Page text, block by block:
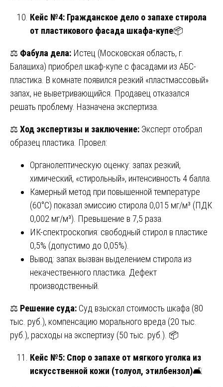
Кейс №4: Гражданское дело о запахе стирола
от пластикового фасада шкафа-купе📦
⚖️ Фабула дела: Истец (Московская область, г.
Балашиха) приобрел шкаф-купе с фасадами из АБС-
пластика. В комнате появился резкий «пластмассовый»
запах, не выветривающийся. Продавец отказался
решать проблему. Назначена экспертиза.
⚖️ Ход экспертизы и заключение: Эксперт отобрал
образец пластика. Провел:
Органолептическую оценку: запах резкий,
химический, «стирольный», интенсивность 4 балла.
Камерный метод при повышенной температуре
(60°C) показал эмиссию стирола 0,015 мг/м³ (ПДК
0,002 мг/м³). Превышение в 7,5 раза.
ИК-спектроскопия: свободный стирол в пластике
0,5% (допустимо до 0,05%).
Вывод: запах вызван выделением стирола из
некачественного пластика. Дефект
производственный.
⚖️ Решение суда: Суд взыскал стоимость шкафа (80
тыс. руб.), компенсацию морального вреда (20 тыс.
руб.), расходы на экспертизу (50 тыс. руб.). 📦
Кейс №5: Спор о запахе от мягкого уголка из
искусственной кожи (толуол, этилбензол)🛋️